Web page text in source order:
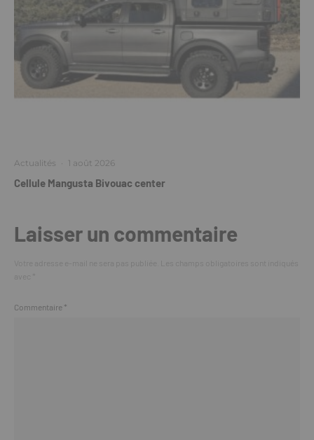
Actualités · 1 août 2026
Cellule Mangusta Bivouac center
Laisser un commentaire
Commentaire *